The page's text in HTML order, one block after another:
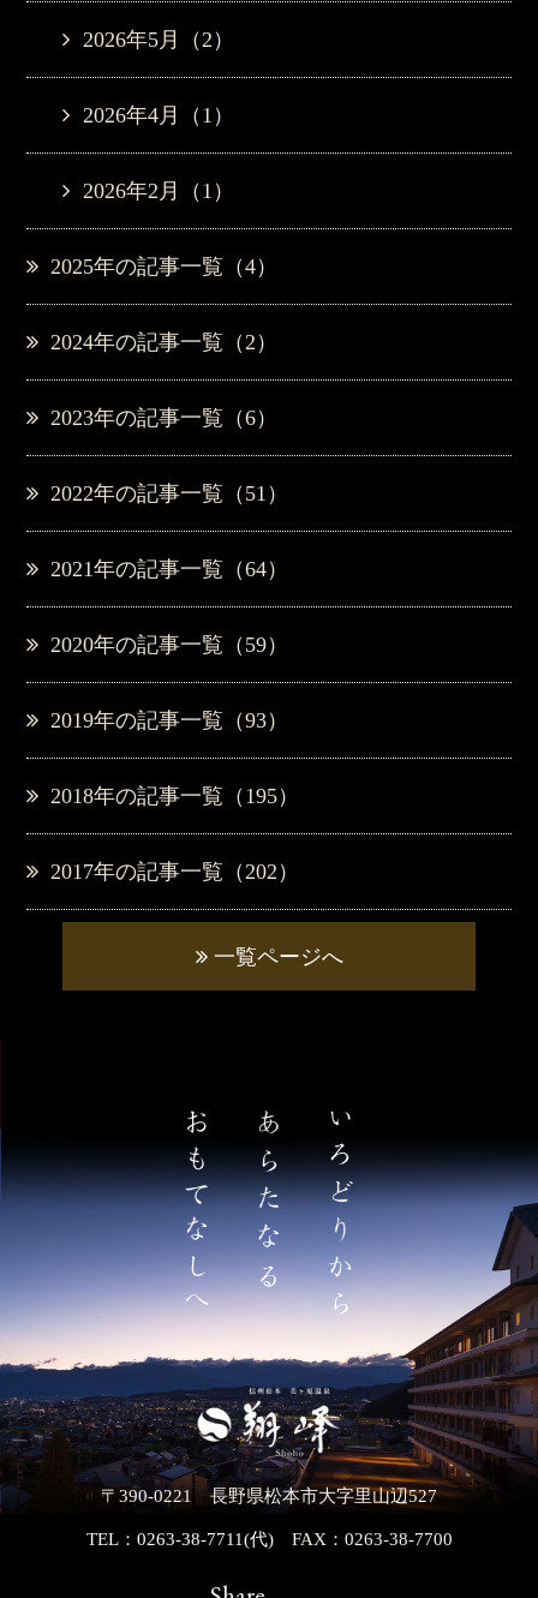
2026年5月（2）
2026年4月（1）
2026年2月（1）
2025年の記事一覧（4）
2024年の記事一覧（2）
2023年の記事一覧（6）
2022年の記事一覧（51）
2021年の記事一覧（64）
2020年の記事一覧（59）
2019年の記事一覧（93）
2018年の記事一覧（195）
2017年の記事一覧（202）
一覧ページへ
〒390-0221 長野県松本市大字里山辺527
TEL：0263-38-7711(代)FAX：0263-38-7700